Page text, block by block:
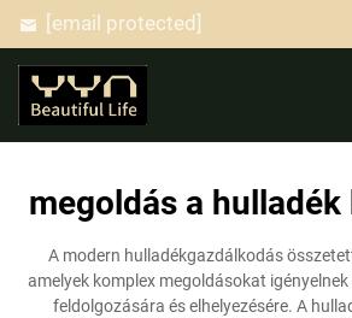
[email protected]
megoldás a hulladék
A modern hulladékgazdálkodás
amelyek komplex megoldásokat igényelnek
feldolgozására és elhelyezésére. A